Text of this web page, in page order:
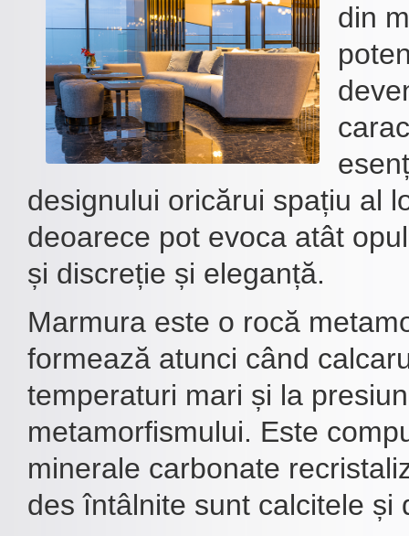
din
designului oricărui spațiu al
deoarece pot evoca atât
și discreție și eleganță.
Marmura este o rocă
formează atunci când
temperaturi mari și la
metamorfismului. Este
minerale carbonate
des întâlnite sunt calcitele și